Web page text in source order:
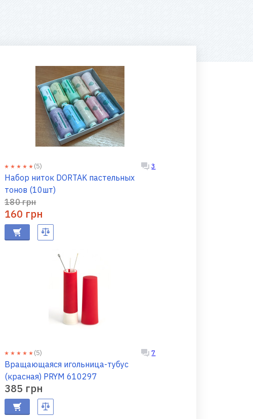
(5) 3
Набор ниток DORTAK пастельных
тонов (10шт)
180 грн
160 грн
(5) 7
Вращающаяся игольница-тубус
(красная) PRYM 610297
385 грн